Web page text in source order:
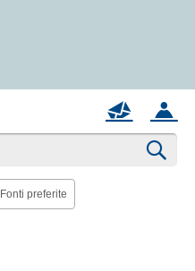
ACCOUNT
MAIL
Fonti preferite